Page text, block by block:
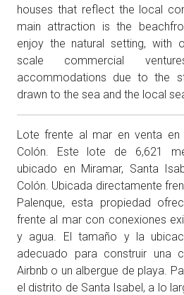
houses that reflect the local
main attraction is the
enjoy the natural setting, with
scale commercial
accommodations due to the
drawn to the sea and the local
Lote frente al mar en venta en
Colón. Este lote de 6,621
ubicado en Miramar, Santa
Colón. Ubicada directamente
Palenque, esta propiedad
frente al mar con conexiones
y agua. El tamaño y la
adecuado para construir una
Airbnb o un albergue de playa.
el distrito de Santa Isabel, a lo